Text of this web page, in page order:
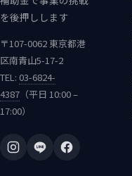
を後押しします
〒107-0062 東京都港
区南青山5-17-2
TEL: 03-6824-
4387 （平日 10:00 –
17:00）